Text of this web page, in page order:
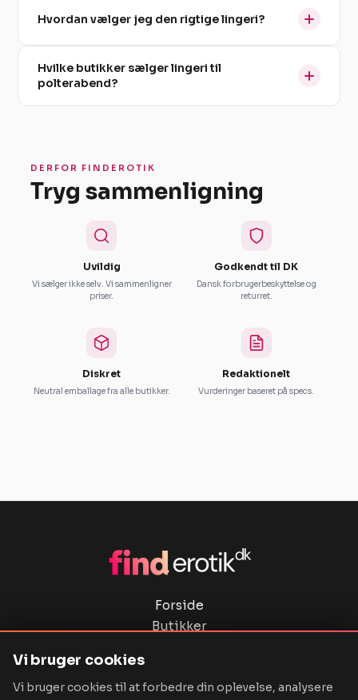
Hvordan vælger jeg den rigtige lingeri?
Hvilke butikker sælger lingeri til
polterabend?
DERFOR FINDEROTIK
Tryg sammenligning
Uvildig
Vi sælger ikke selv. Vi sammenligner
priser.
Godkendt til DK
Dansk forbrugerbeskyttelse og
returret.
Diskret
Neutral emballage fra alle butikker.
Redaktionelt
Vurderinger baseret på specs.
Forside
Butikker
Kontakt
Vi bruger cookies
Vi bruger cookies til at forbedre din oplevelse, analysere